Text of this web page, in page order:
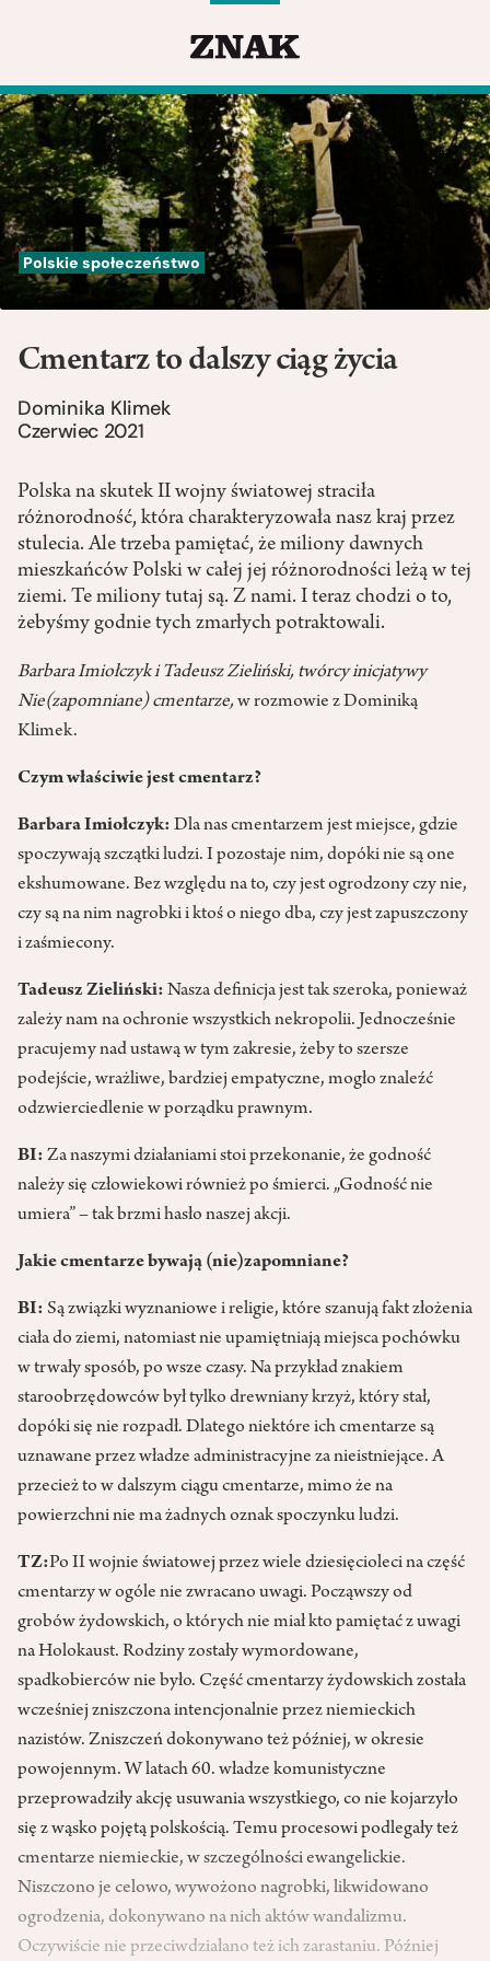
Polskie społeczeństwo
Cmentarz to dalszy ciąg życia
Dominika Klimek
Czerwiec 2021
Polska na skutek II wojny światowej straciła
różnorodność, która charakteryzowała nasz kraj przez
stulecia. Ale trzeba pamiętać, że miliony dawnych
mieszkańców Polski w całej jej różnorodności leżą w tej
ziemi. Te miliony tutaj są. Z nami. I teraz chodzi o to,
żebyśmy godnie tych zmarłych potraktowali.
Barbara Imiołczyk i Tadeusz Zieliński, twórcy inicjatywy
Nie(zapomniane) cmentarze, w rozmowie z Dominiką
Klimek.
Czym właściwie jest cmentarz?
Barbara Imiołczyk: Dla nas cmentarzem jest miejsce, gdzie
spoczywają szczątki ludzi. I pozostaje nim, dopóki nie są one
ekshumowane. Bez względu na to, czy jest ogrodzony czy nie,
czy są na nim nagrobki i ktoś o niego dba, czy jest zapuszczony
i zaśmiecony.
Tadeusz Zieliński: Nasza definicja jest tak szeroka, ponieważ
zależy nam na ochronie wszystkich nekropolii. Jednocześnie
pracujemy nad ustawą w tym zakresie, żeby to szersze
podejście, wrażliwe, bardziej empatyczne, mogło znaleźć
odzwierciedlenie w porządku prawnym.
BI: Za naszymi działaniami stoi przekonanie, że godność
należy się człowiekowi również po śmierci. „Godność nie
umiera” – tak brzmi hasło naszej akcji.
Jakie cmentarze bywają (nie)zapomniane?
BI: Są związki wyznaniowe i religie, które szanują fakt złożenia
ciała do ziemi, natomiast nie upamiętniają miejsca pochówku
w trwały sposób, po wsze czasy. Na przykład znakiem
staroobrzędowców był tylko drewniany krzyż, który stał,
dopóki się nie rozpadł. Dlatego niektóre ich cmentarze są
uznawane przez władze administracyjne za nieistniejące. A
przecież to w dalszym ciągu cmentarze, mimo że na
powierzchni nie ma żadnych oznak spoczynku ludzi.
TZ:Po II wojnie światowej przez wiele dziesięcioleci na część
cmentarzy w ogóle nie zwracano uwagi. Począwszy od
grobów żydowskich, o których nie miał kto pamiętać z uwagi
na Holokaust. Rodziny zostały wymordowane,
spadkobierców nie było. Część cmentarzy żydowskich została
wcześniej zniszczona intencjonalnie przez niemieckich
nazistów. Zniszczeń dokonywano też później, w okresie
powojennym. W latach 60. władze komunistyczne
przeprowadziły akcję usuwania wszystkiego, co nie kojarzyło
się z wąsko pojętą polskością. Temu procesowi podlegały też
cmentarze niemieckie, w szczególności ewangelickie.
Niszczono je celowo, wywożono nagrobki, likwidowano
ogrodzenia, dokonywano na nich aktów wandalizmu.
Oczywiście nie przeciwdziałano też ich zarastaniu. Później